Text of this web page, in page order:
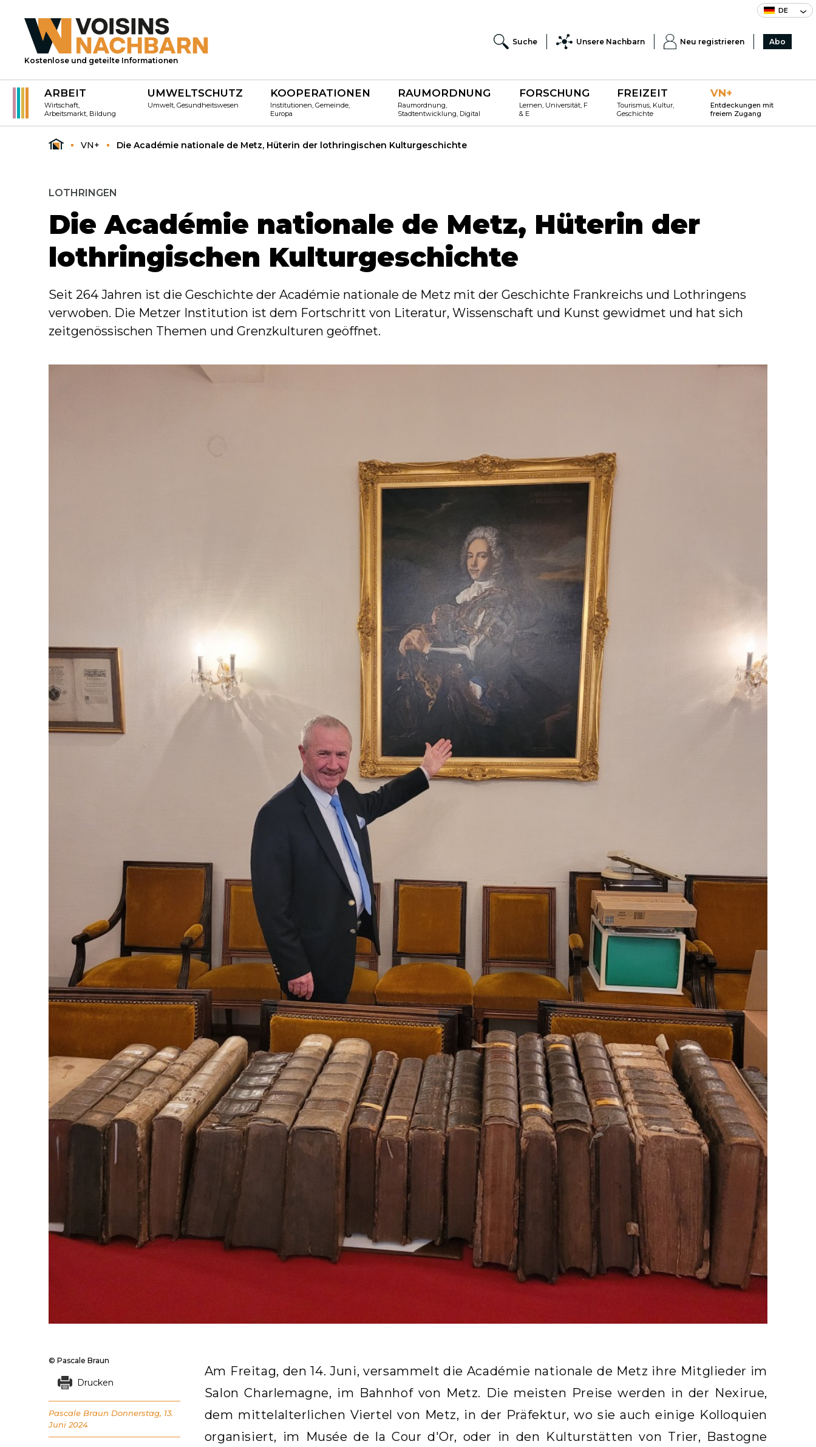
DE
Kostenlose und geteilte Informationen
Suche Unsere Nachbarn Neu registrieren Abo
ARBEIT
Wirtschaft,
Arbeitsmarkt, Bildung
UMWELTSCHUTZ
Umwelt, Gesundheitswesen
KOOPERATIONEN
Institutionen, Gemeinde,
Europa
RAUMORDNUNG
Raumordnung,
Stadtentwicklung, Digital
FORSCHUNG
Lernen, Universität, F
& E
FREIZEIT
Tourismus, Kultur,
Geschichte
VN+
Entdeckungen mit
freiem Zugang
VN+ Die Académie nationale de Metz, Hüterin der lothringischen Kulturgeschichte
LOTHRINGEN
Die Académie nationale de Metz, Hüterin der
lothringischen Kulturgeschichte
Seit 264 Jahren ist die Geschichte der Académie nationale de Metz mit der Geschichte Frankreichs und Lothringens
verwoben. Die Metzer Institution ist dem Fortschritt von Literatur, Wissenschaft und Kunst gewidmet und hat sich
zeitgenössischen Themen und Grenzkulturen geöffnet.
Am Freitag, den 14. Juni, versammelt die Académie nationale de Metz ihre Mitglieder im
Salon Charlemagne, im Bahnhof von Metz. Die meisten Preise werden in der Nexirue,
dem mittelalterlichen Viertel von Metz, in der Präfektur, wo sie auch einige Kolloquien
organisiert, im Musée de la Cour d'Or, oder in den Kulturstätten von Trier, Bastogne
© Pascale Braun
Drucken
Pascale Braun Donnerstag, 13.
Juni 2024